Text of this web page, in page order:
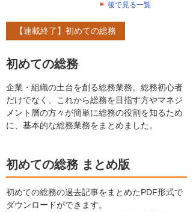
後で見る一覧
【連載終了】初めての総務
初めての総務
企業・組織の土台を創る総務業務。総務初心者
だけでなく、これから総務を目指す方やマネジ
メント層の方々が簡単に総務の役割を知るため
に、基本的な総務業務をまとめました。
初めての総務 まとめ版
初めての総務の過去記事をまとめたPDF形式で
ダウンロードができます。